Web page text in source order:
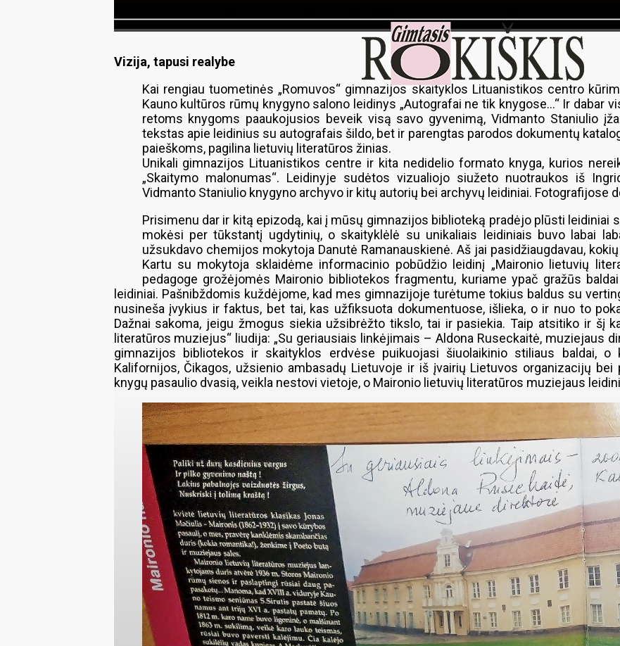
Vizija, tapusi realybe
Kai rengiau tuometinės „Romuvos“ gimnazijos skaityklos Lituanistikos centro
Kauno kultūros rūmų knygyno salono leidinys „Autografai ne tik knygose…“ Ir dabar
retoms knygoms paaukojusios beveik visą savo gyvenimą, Vidmanto Staniulio
tekstas apie leidinius su autografais šildo, bet ir parengtas parodos dokumentų
paieškoms, pagilina lietuvių literatūros žinias.
Unikali gimnazijos Lituanistikos centre ir kita nedidelio formato knyga, kurios
„Skaitymo malonumas“. Leidinyje sudėtos vizualiojo siužeto nuotraukos iš
Vidmanto Staniulio knygyno archyvo ir kitų autorių bei archyvų leidiniai. Fotografijose
Prisimenu dar ir kitą epizodą, kai į mūsų gimnazijos biblioteką pradėjo plūsti leidiniai
mokėsi per tūkstantį ugdytinių, o skaityklėlė su unikaliais leidiniais buvo labai
užsukdavo chemijos mokytoja Danutė Ramanauskienė. Aš jai pasidžiaugdavau,
Kartu su mokytoja sklaidėme informacinio pobūdžio leidinį „Maironio lietuvių
pedagoge grožėjomės Maironio bibliotekos fragmentu, kuriame ypač gražūs
leidiniai. Pašnibždomis kuždėjome, kad mes gimnazijoje turėtume tokius baldus su
nusineša įvykius ir faktus, bet tai, kas užfiksuota dokumentuose, išlieka, o ir nuo to
Dažnai sakoma, jeigu žmogus siekia užsibrėžto tikslo, tai ir pasiekia. Taip atsitiko ir šį
literatūros muziejus“ liudija: „Su geriausiais linkėjimais – Aldona Ruseckaitė, muziejaus
gimnazijos bibliotekos ir skaityklos erdvėse puikuojasi šiuolaikinio stiliaus baldai,
Kalifornijos, Čikagos, užsienio ambasadų Lietuvoje ir iš įvairių Lietuvos organizacijų
knygų pasaulio dvasią, veikla nestovi vietoje, o Maironio lietuvių literatūros muziejaus